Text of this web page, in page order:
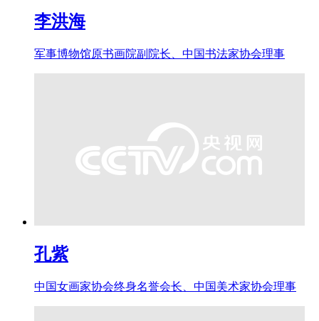
李洪海
军事博物馆原书画院副院长、中国书法家协会理事
孔紫
中国女画家协会终身名誉会长、中国美术家协会理事